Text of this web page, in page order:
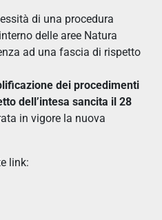
di una procedura
delle aree Natura
ad una fascia di rispetto
dei procedimenti
dell’intesa sancita il 28
in vigore la nuova
link: